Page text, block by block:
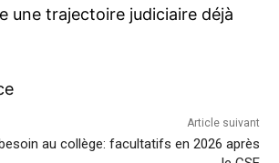
une trajectoire judiciaire déjà
Article suivant
au collège: facultatifs en 2026 après